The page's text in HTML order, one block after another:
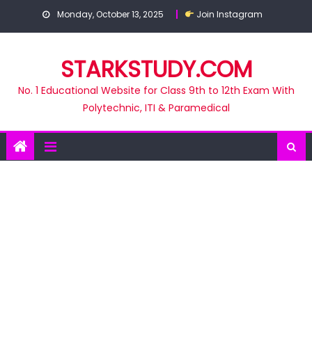
Monday, October 13, 2025 Join Instagram
STARKSTUDY.COM
No. 1 Educational Website for Class 9th to 12th Exam With
Polytechnic, ITI & Paramedical